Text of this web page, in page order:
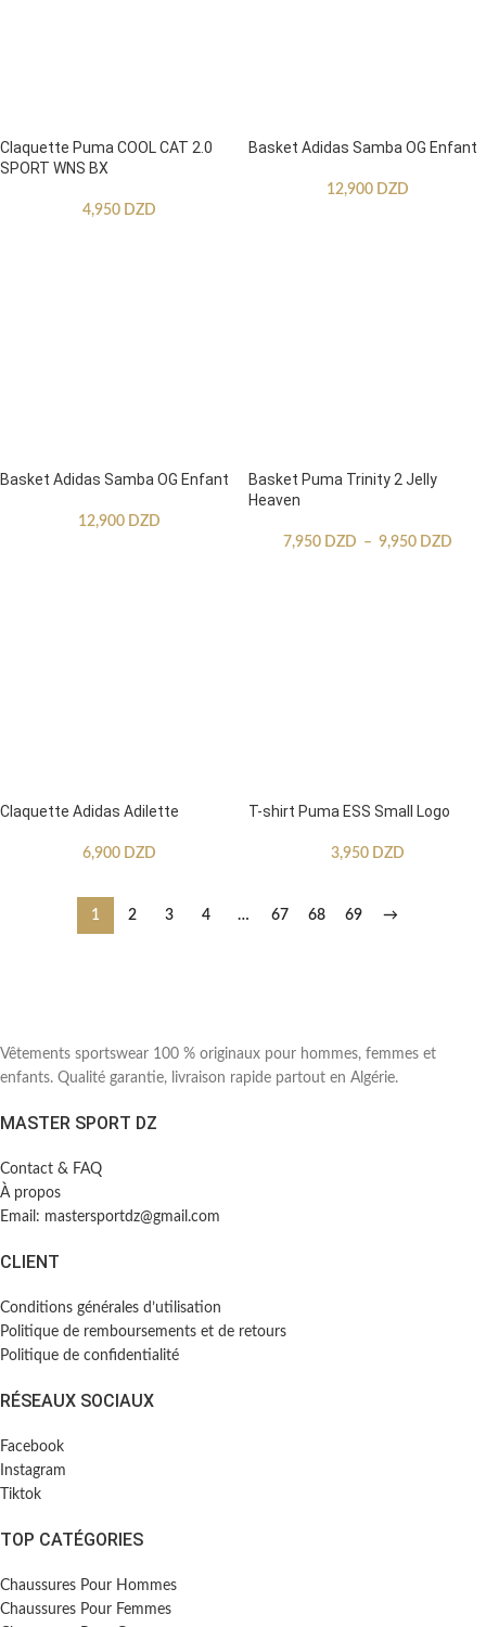
Claquette Puma COOL CAT 2.0
SPORT WNS BX
4,950 DZD
Basket Adidas Samba OG Enfant
12,900 DZD
Basket Adidas Samba OG Enfant
12,900 DZD
Basket Puma Trinity 2 Jelly
Heaven
7,950 DZD – 9,950 DZD
Claquette Adidas Adilette
6,900 DZD
T-shirt Puma ESS Small Logo
3,950 DZD
1 2 3 4 … 67 68 69 →
Vêtements sportswear 100 % originaux pour hommes, femmes et
enfants. Qualité garantie, livraison rapide partout en Algérie.
MASTER SPORT DZ
Contact & FAQ
À propos
Email: mastersportdz@gmail.com
CLIENT
Conditions générales d’utilisation
Politique de remboursements et de retours
Politique de confidentialité
RÉSEAUX SOCIAUX
Facebook
Instagram
Tiktok
TOP CATÉGORIES
Chaussures Pour Hommes
Chaussures Pour Femmes